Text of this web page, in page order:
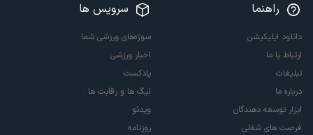
راهنما
دانلود اپلیکیشن
ارتباط با ما
تبلیغات
درباره ما
ابزار توسعه دهندگان
فرصت های شغلی
سرویس ها
سوژه‌های ورزشی شما
اخبار ورزشی
پادکست
لیگ ها و رقابت ها
ویدئو
روزنامه